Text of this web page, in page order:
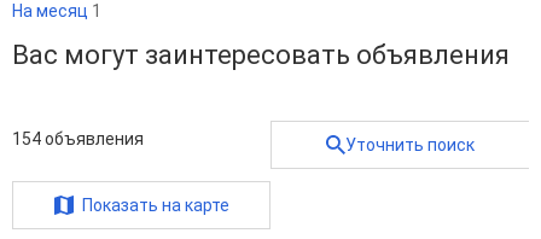
На месяц 1
Вас могут заинтересовать объявления
154объявления Уточнить поиск
Показать на карте